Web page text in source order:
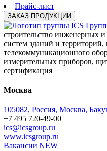
Прайс-лист
ЗАКАЗ ПРОДУКЦИИ
строительство инженерных
систем зданий и территорий,
телекоммуникационного
измерительных приборов,
сертификация
Москва
105082, Россия, Москва,
+7 495 720-49-00
ics@icsgroup.ru
www.icsgroup.ru
Вакансии NEW